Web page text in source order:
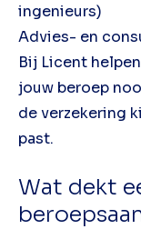
ingenieurs)
Advies- en
Bij Licent
jouw beroep
de verzekering
past.
Wat dekt